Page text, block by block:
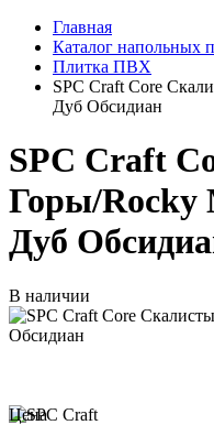
Главная
Каталог напольных
Плитка ПВХ
SPC Craft Core
Дуб Обсидиан
SPC Craft
Горы/Rocky
Дуб
В наличии
Цена